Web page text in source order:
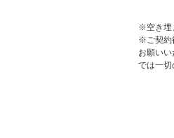
※空き埋
※ご契約
お願い
では一切